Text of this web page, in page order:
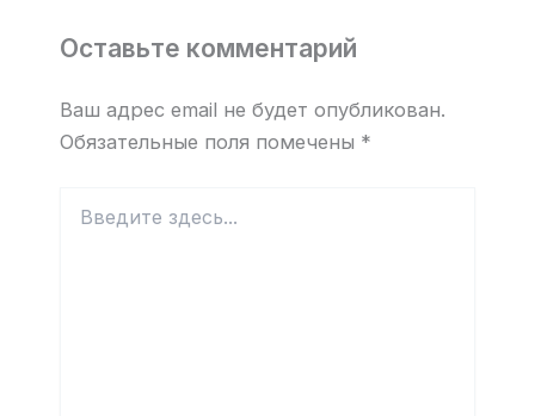
Оставьте комментарий
Ваш адрес email не будет опубликован.
Обязательные поля помечены *
здесь...